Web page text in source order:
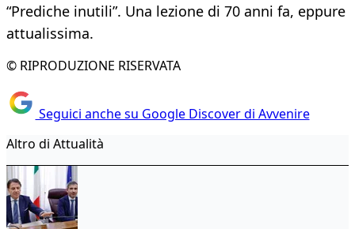
“Prediche inutili”. Una lezione di 70 anni fa, eppure
attualissima.
© RIPRODUZIONE RISERVATA
Seguici anche su Google Discover di Avvenire
Altro di Attualità